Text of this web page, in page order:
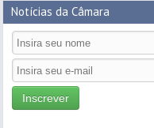
Notícias da Câmara
Inscrever